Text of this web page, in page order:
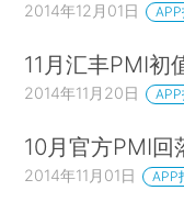
2014年12月01日
11月汇丰PMI初
2014年11月20日
10月官方PMI回
2014年11月01日 APP